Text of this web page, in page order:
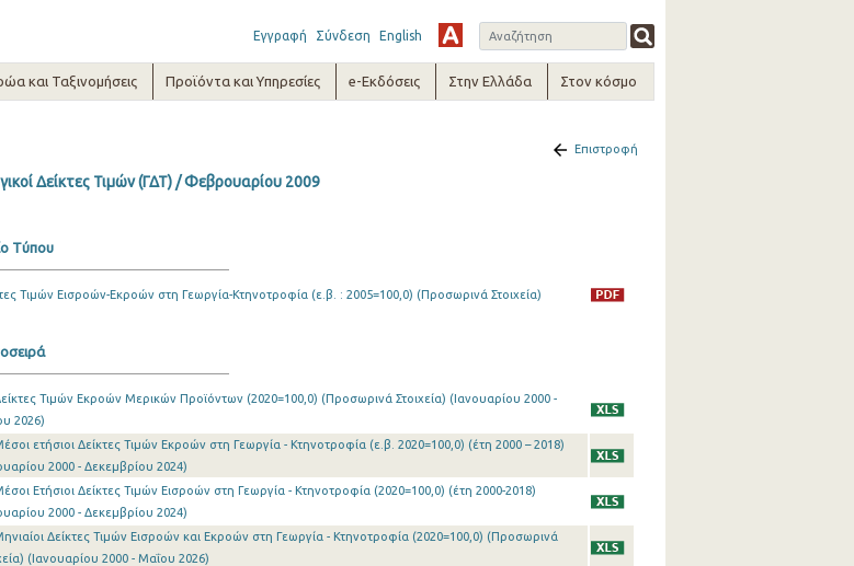
Εγγραφή Σύνδεση English
και Ταξινομήσεις Προϊόντα και Υπηρεσίες e-Εκδόσεις Στην Ελλάδα Στον κόσμο
Επιστροφή
Δείκτες Τιμών (ΓΔΤ) / Φεβρουαρίου 2009
Τύπου
Τιμών Εισροών-Εκροών στη Γεωργία-Κτηνοτροφία (ε.β. : 2005=100,0) (Προσωρινά Στοιχεία)
Τιμών Εκροών Μερικών Προϊόντων (2020=100,0) (Προσωρινά Στοιχεία) (Ιανουαρίου 2000 -
2026)
ετήσιοι Δείκτες Τιμών Εκροών στη Γεωργία - Κτηνοτροφία (ε.β. 2020=100,0) (έτη 2000 – 2018)
2000 - Δεκεμβρίου 2024)
Ετήσιοι Δείκτες Τιμών Εισροών στη Γεωργία - Κτηνοτροφία (2020=100,0) (έτη 2000-2018)
2000 - Δεκεμβρίου 2024)
Δείκτες Τιμών Εισροών και Εκροών στη Γεωργία - Κτηνοτροφία (2020=100,0) (Προσωρινά
(Ιανουαρίου 2000 - Μαΐου 2026)